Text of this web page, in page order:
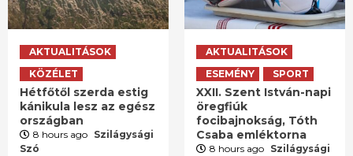
AKTUALITÁSOK
KÖZÉLET
Hétfőtől szerda estig
kánikula lesz az egész
országban
8 hours ago Szilágysági
Szó
AKTUALITÁSOK
ESEMÉNY
SPORT
XXII. Szent István-napi
öregfiúk
focibajnokság, Tóth
Csaba emléktorna
8 hours ago Szilágysági